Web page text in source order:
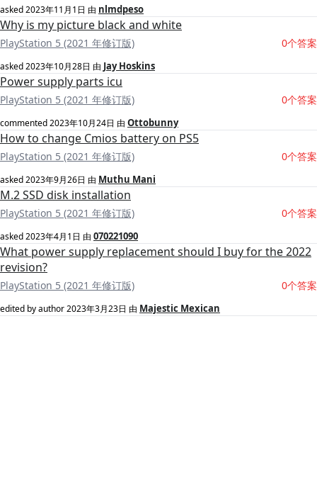
asked2023年11月1日 由 nlmdpeso
Why is my picture black and white
PlayStation 5 (2021 年修订版) 0个答案
asked2023年10月28日 由 Jay Hoskins
Power supply parts icu
PlayStation 5 (2021 年修订版) 0个答案
commented2023年10月24日 由 Ottobunny
How to change Cmios battery on PS5
PlayStation 5 (2021 年修订版) 0个答案
asked2023年9月26日 由 Muthu Mani
M.2 SSD disk installation
PlayStation 5 (2021 年修订版) 0个答案
asked2023年4月1日 由 070221090
What power supply replacement should I buy for the 2022
revision?
PlayStation 5 (2021 年修订版) 0个答案
edited by author2023年3月23日 由 Majestic Mexican